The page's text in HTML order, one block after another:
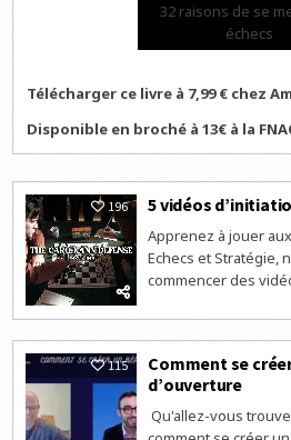
32 raisons de se
échecs
Télécharger ce livre à 7,99 € chez
Disponible en broché à 13€ à la
196 5 vidéos
Apprenez à jouer
Echecs et Stratégie,
commencer des
115
Comment se
d’ouverture
Qu'allez-vous